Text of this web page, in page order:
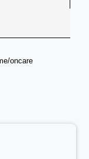
oncare